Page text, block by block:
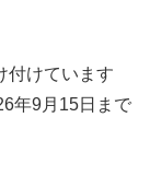
付けています
年9月15日まで